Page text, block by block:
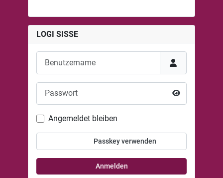
LOGI SISSE
Passwort
Angemeldet bleiben
Passkey verwenden
Anmelden